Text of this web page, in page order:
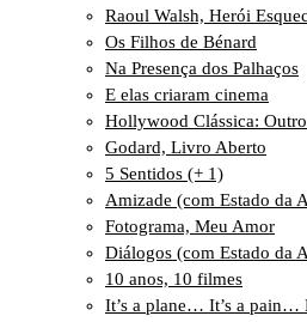
Raoul Walsh, Herói
Os Filhos de Bénard
Na Presença dos Palhaços
E elas criaram cinema
Hollywood Clássica:
Godard, Livro Aberto
5 Sentidos (+ 1)
Amizade (com Estado da
Fotograma, Meu Amor
Diálogos (com Estado da
10 anos, 10 filmes
It’s a plane… It’s a pain…